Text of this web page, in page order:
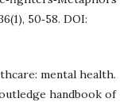
50‑58. DOI:
mental health.
handbook of